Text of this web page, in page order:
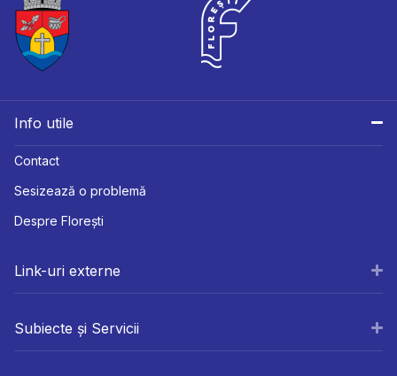
Info utile
Contact
Sesizează o problemă
Despre Florești
Link-uri externe
Subiecte și Servicii